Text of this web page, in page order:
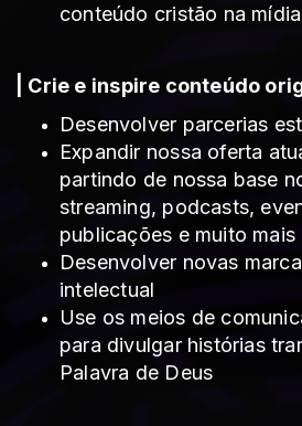
conteúdo cristão na mídia
| Crie e inspire conteúdo
Desenvolver parcerias
Expandir nossa oferta
partindo de nossa base
streaming, podcasts,
publicações e muito mais
Desenvolver novas
intelectual
Use os meios de
para divulgar histórias
Palavra de Deus